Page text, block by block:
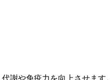
謝や免疫力を向上させます。